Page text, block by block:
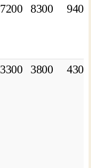
7200 8300 9400
3300 3800 4300